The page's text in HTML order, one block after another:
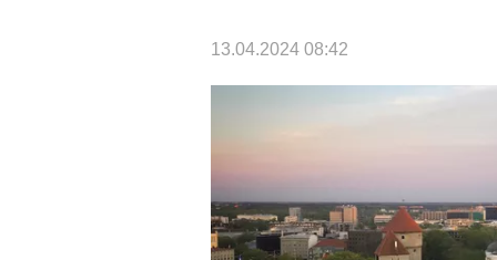
13.04.2024 08:42